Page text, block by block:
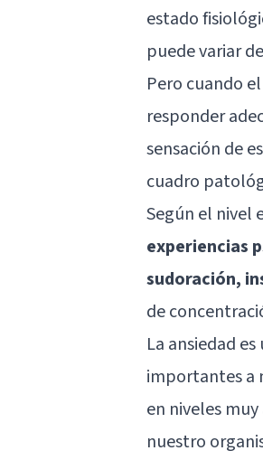
estado
puede variar
Pero cuando
responder
sensación de
cuadro
Según el nivel
experiencias
sudoración,
de
La ansiedad
importantes a
en niveles
nuestro